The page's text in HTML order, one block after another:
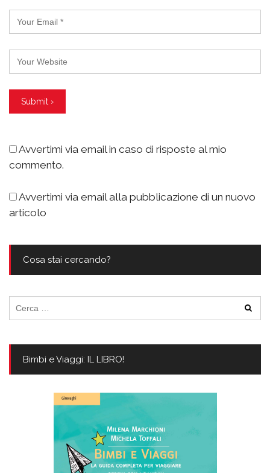
Avvertimi via email in caso di risposte al mio
commento.
Avvertimi via email alla pubblicazione di un nuovo
articolo
Cosa stai cercando?
per:
Bimbi e Viaggi: IL LIBRO!